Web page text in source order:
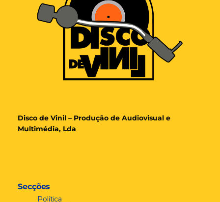
Disco de Vinil – Produção de Audiovisual e
Multimédia, Lda
Secções
Política